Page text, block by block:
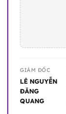
GIÁM ĐỐC
LÊ NGUYỄN
ĐĂNG
QUANG